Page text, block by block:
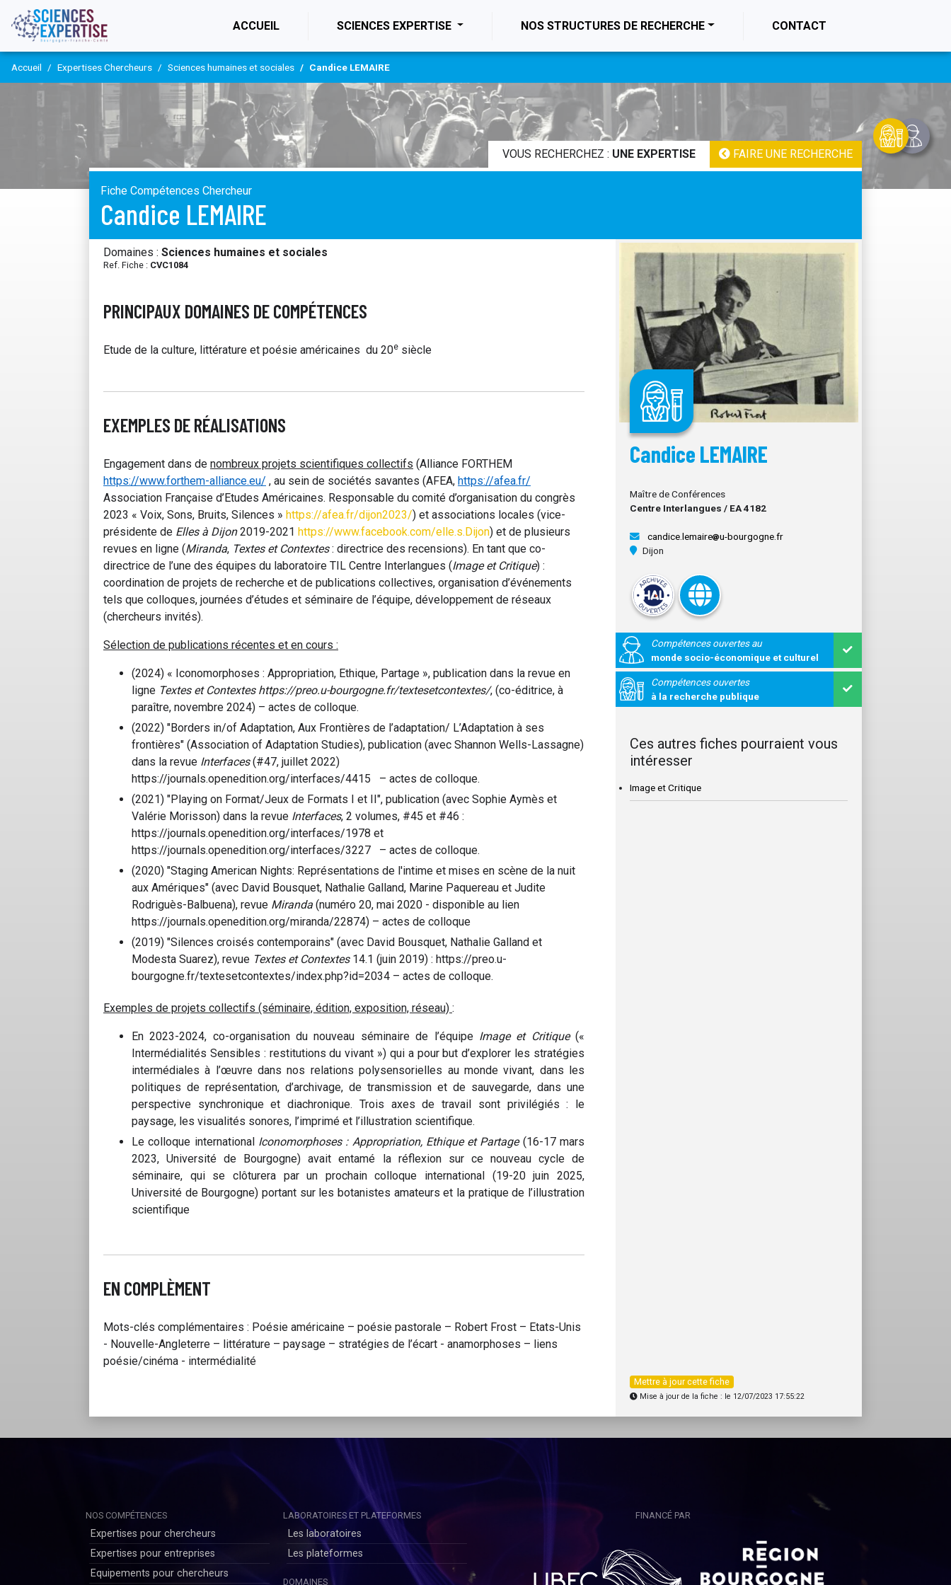
ACCUEIL (CURRENT)SCIENCES EXPERTISE NOS STRUCTURES DE RECHERCHE CONTACT
Accueil Expertises Chercheurs Sciences humaines et sociales Candice LEMAIRE
VOUS RECHERCHEZ : UNE EXPERTISE FAIRE UNE RECHERCHE
Fiche Compétences Chercheur
Candice LEMAIRE
Domaines : Sciences humaines et sociales
Ref. Fiche : CVC1084
PRINCIPAUX DOMAINES DE COMPÉTENCES
Etude de la culture, littérature et poésie américaines du 20e siècle
EXEMPLES DE RÉALISATIONS
Engagement dans de nombreux projets scientifiques collectifs (Alliance FORTHEM
https://www.forthem-alliance.eu/ , au sein de sociétés savantes (AFEA, https://afea.fr/
Association Française d’Etudes Américaines. Responsable du comité d’organisation du congrès
2023 « Voix, Sons, Bruits, Silences » https://afea.fr/dijon2023/) et associations locales (vice-
présidente de Elles à Dijon2019-2021 https://www.facebook.com/elle.s.Dijon) et de plusieurs
revues en ligne (Miranda, Textes et Contextes: directrice des recensions). En tant que co-
directrice de l’une des équipes du laboratoire TIL Centre Interlangues (Image et Critique) :
coordination de projets de recherche et de publications collectives, organisation d’événements
tels que colloques, journées d’études et séminaire de l’équipe, développement de réseaux
(chercheurs invités).
Sélection de publications récentes et en cours :
(2024) « Iconomorphoses : Appropriation, Ethique, Partage », publication dans la revue en
ligne Textes et Contextes https://preo.u-bourgogne.fr/textesetcontextes/, (co-éditrice, à
paraître, novembre 2024) – actes de colloque.
(2022) "Borders in/of Adaptation, Aux Frontières de l’adaptation/ L’Adaptation à ses
frontières" (Association of Adaptation Studies), publication (avec Shannon Wells-Lassagne)
dans la revue Interfaces(#47, juillet 2022)
https://journals.openedition.org/interfaces/4415 – actes de colloque.
(2021) "Playing on Format/Jeux de Formats I et II", publication (avec Sophie Aymès et
Valérie Morisson) dans la revue Interfaces, 2 volumes, #45 et #46 :
https://journals.openedition.org/interfaces/1978 et
https://journals.openedition.org/interfaces/3227 – actes de colloque.
(2020) "Staging American Nights: Représentations de l'intime et mises en scène de la nuit
aux Amériques" (avec David Bousquet, Nathalie Galland, Marine Paquereau et Judite
Rodriguès-Balbuena), revue Miranda (numéro 20, mai 2020 - disponible au lien
https://journals.openedition.org/miranda/22874) – actes de colloque
(2019) "Silences croisés contemporains" (avec David Bousquet, Nathalie Galland et
Modesta Suarez), revue Textes et Contextes14.1 (juin 2019) : https://preo.u-
bourgogne.fr/textesetcontextes/index.php?id=2034 – actes de colloque.
Exemples de projets collectifs (séminaire, édition, exposition, réseau) :
En 2023-2024, co-organisation du nouveau séminaire de l’équipe Image et Critique(«
Intermédialités Sensibles : restitutions du vivant ») qui a pour but d’explorer les stratégies
intermédiales à l’œuvre dans nos relations polysensorielles au monde vivant, dans les
politiques de représentation, d’archivage, de transmission et de sauvegarde, dans une
perspective synchronique et diachronique. Trois axes de travail sont privilégiés : le
paysage, les visualités sonores, l’imprimé et l’illustration scientifique.
Le colloque international Iconomorphoses : Appropriation, Ethique et Partage(16-17 mars
2023, Université de Bourgogne) avait entamé la réflexion sur ce nouveau cycle de
séminaire, qui se clôturera par un prochain colloque international (19-20 juin 2025,
Université de Bourgogne) portant sur les botanistes amateurs et la pratique de l’illustration
scientifique
EN COMPLÈMENT
Mots-clés complémentaires : Poésie américaine – poésie pastorale – Robert Frost – Etats-Unis
- Nouvelle-Angleterre – littérature – paysage – stratégies de l’écart - anamorphoses – liens
poésie/cinéma - intermédialité
Candice LEMAIRE
Maître de Conférences
Centre Interlangues / EA 4182
candice.lemaire
u-bourgogne.fr
Dijon
Compétences ouvertes au
monde socio-économique et culturel
Compétences ouvertes
à la recherche publique
Ces autres fiches pourraient vous
intéresser
Image et Critique
Mettre à jour cette fiche
Mise à jour de la fiche : le 12/07/2023 17:55:22
NOS COMPÉTENCES
Expertises pour chercheurs
Expertises pour entreprises
Equipements pour chercheurs
LABORATOIRES ET PLATEFORMES
Les laboratoires
Les plateformes
DOMAINES
FINANCÉ PAR